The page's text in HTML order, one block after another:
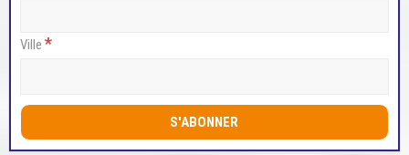
Ville *